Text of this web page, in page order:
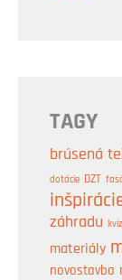
TAGY
brúsená
dotácie DZT
záhradu
kvíz
materiály
novostavba